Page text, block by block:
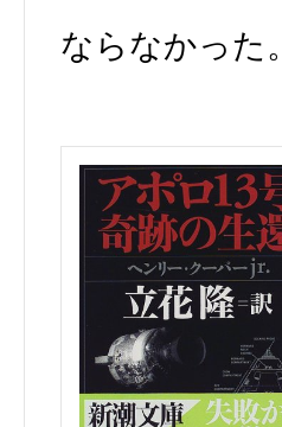
ならなかった。